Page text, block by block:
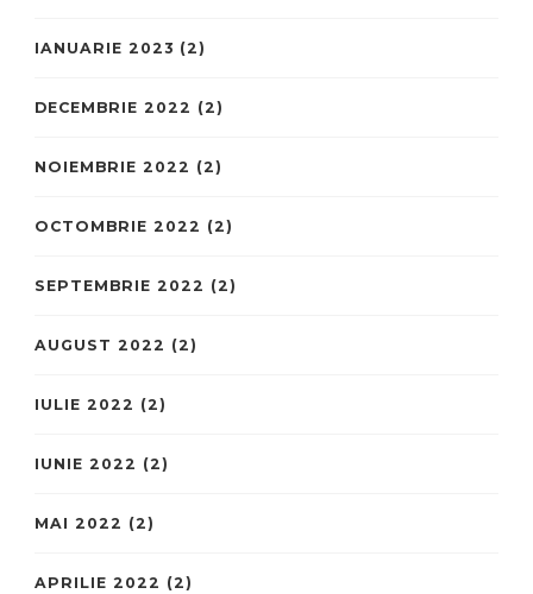
IANUARIE 2023 (2)
DECEMBRIE 2022 (2)
NOIEMBRIE 2022 (2)
OCTOMBRIE 2022 (2)
SEPTEMBRIE 2022 (2)
AUGUST 2022 (2)
IULIE 2022 (2)
IUNIE 2022 (2)
MAI 2022 (2)
APRILIE 2022 (2)